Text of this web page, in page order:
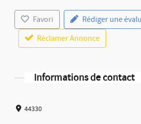
Favori
Rédiger une
Réclamer Annonce
Informations de contact
44330